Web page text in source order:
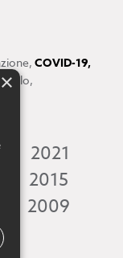
, COVID-19,
,
2021
2015
2009
×